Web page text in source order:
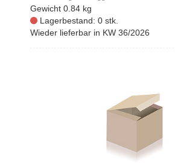
Gewicht 0.84 kg
Lagerbestand: 0 stk.
Wieder lieferbar in KW 36/2026